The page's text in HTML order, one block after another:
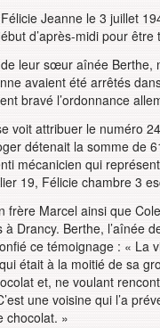
Jeanne le 3 juillet
d’après-midi pour être
leur sœur aînée Berthe,
avaient été arrêtés
bravé l’ordonnance
voit attribuer le numéro
détenait la somme de
mécanicien qui
19, Félicie chambre 3
frère Marcel ainsi que
Drancy. Berthe, l’aînée
ce témoignage : «
était à la moitié de sa
et, ne voulant
une voisine qui l’a
chocolat. »